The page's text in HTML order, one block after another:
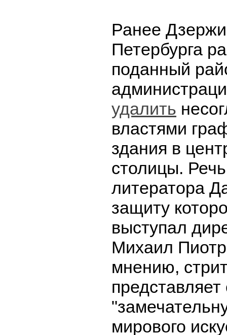
Ранее
Петербурга
поданный
удалить
властями
здания в
столицы.
литератора
защиту
выступал
Михаил
мнению,
представляет
мирового